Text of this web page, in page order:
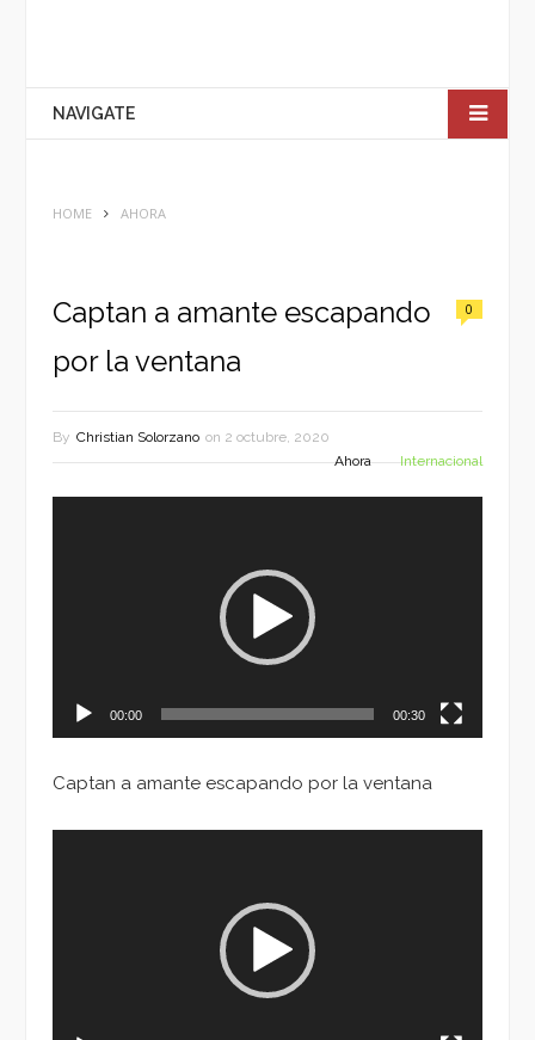
NAVIGATE
HOME AHORA
Captan a amante escapando
por la ventana
0
By Christian Solorzano on 2 octubre, 2020
Ahora
Internacional
00:00 00:30
Captan a amante escapando por la ventana